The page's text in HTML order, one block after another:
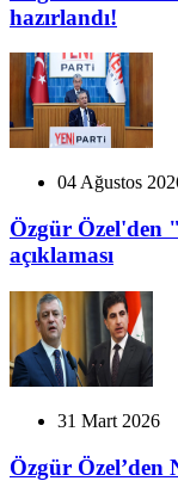
hazırlandı!
04 Ağustos
Özgür Özel'den
açıklaması
31 Mart 2026
Özgür Özel’den